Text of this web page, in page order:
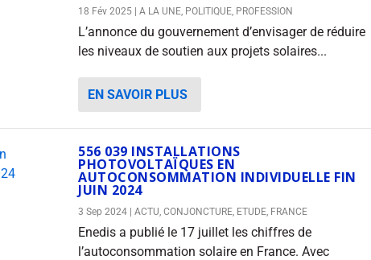
18 Fév 2025 A LA UNE, POLITIQUE, PROFESSION
L’annonce du gouvernement d’envisager de réduire
les niveaux de soutien aux projets solaires...
EN SAVOIR PLUS
556 039 INSTALLATIONS
PHOTOVOLTAÏQUES EN
AUTOCONSOMMATION INDIVIDUELLE FIN
JUIN 2024
3 Sep 2024 ACTU, CONJONCTURE, ETUDE, FRANCE
Enedis a publié le 17 juillet les chiffres de
l’autoconsommation solaire en France. Avec